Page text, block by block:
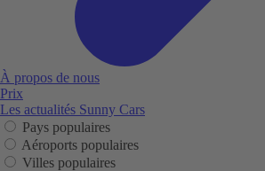
À propos de nous
Prix
Les actualités Sunny Cars
Pays populaires
Aéroports populaires
Villes populaires